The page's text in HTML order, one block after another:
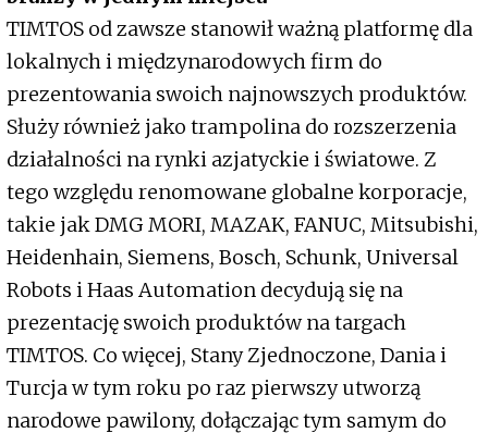
TIMTOS od zawsze stanowił ważną platformę dla
lokalnych i międzynarodowych firm do
prezentowania swoich najnowszych produktów.
Służy również jako trampolina do rozszerzenia
działalności na rynki azjatyckie i światowe. Z
tego względu renomowane globalne korporacje,
takie jak DMG MORI, MAZAK, FANUC, Mitsubishi,
Heidenhain, Siemens, Bosch, Schunk, Universal
Robots i Haas Automation decydują się na
prezentację swoich produktów na targach
TIMTOS. Co więcej, Stany Zjednoczone, Dania i
Turcja w tym roku po raz pierwszy utworzą
narodowe pawilony, dołączając tym samym do